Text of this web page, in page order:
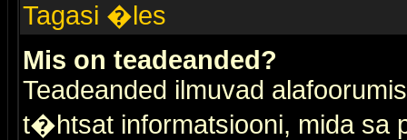
Tagasi �les
Mis on teadeanded?
Teadeanded ilmuvad
t�htsat informatsiooni, mida sa